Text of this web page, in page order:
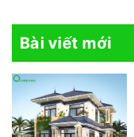
Bài viết mới